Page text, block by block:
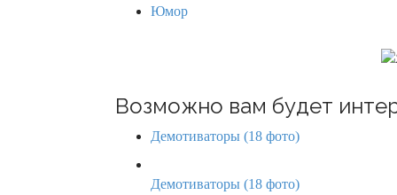
o
Юмор
Возможно вам будет
Демотиваторы (18 фото)
Демотиваторы (18 фото)